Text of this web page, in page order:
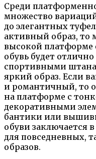
Среди
множество
до элегантных
активный образ, то
высокой платформе
обувь будет
спортивными
яркий образ. Если
и романтичный, то
на платформе с
декоративными
бантики или
обуви заключается
для повседневных,
образов.